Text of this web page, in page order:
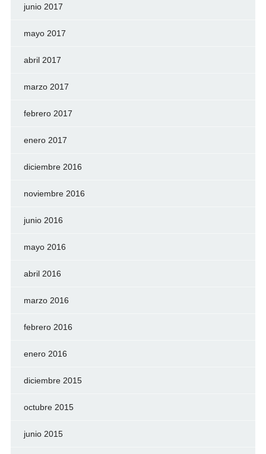
junio 2017
mayo 2017
abril 2017
marzo 2017
febrero 2017
enero 2017
diciembre 2016
noviembre 2016
junio 2016
mayo 2016
abril 2016
marzo 2016
febrero 2016
enero 2016
diciembre 2015
octubre 2015
junio 2015